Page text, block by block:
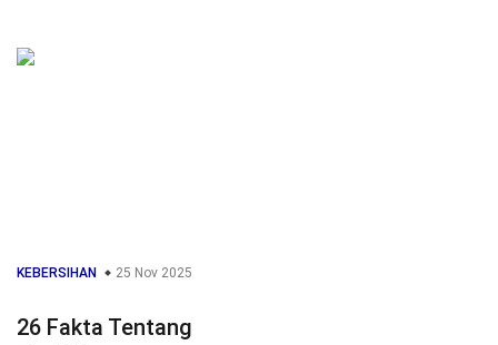
KEBERSIHAN 25 Nov 2025
26 Fakta Tentang